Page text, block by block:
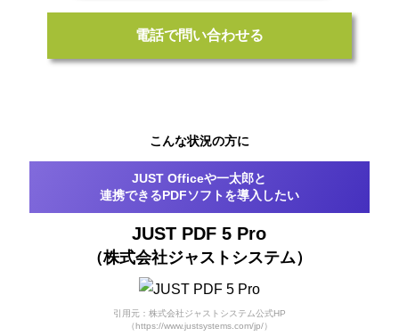
電話で問い合わせる
こんな状況の方に
JUST Officeや一太郎と
連携できるPDFソフトを導入したい
JUST PDF 5 Pro
（株式会社ジャストシステム）
引用元：株式会社ジャストシステム公式HP
（https://www.justsystems.com/jp/）